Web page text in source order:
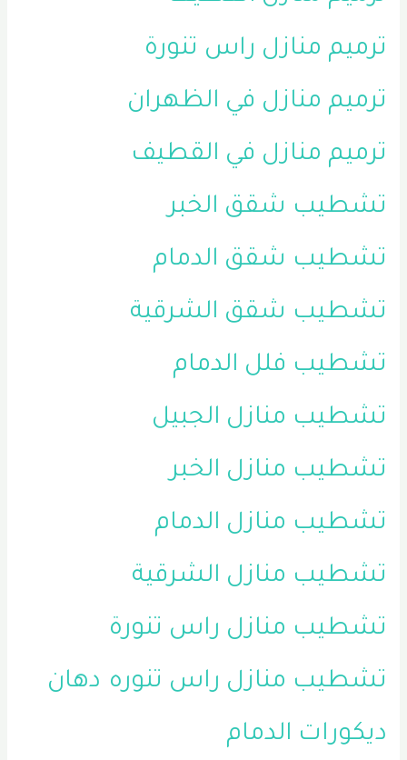
ترميم منازل راس تنورة
ترميم منازل في الظهران
ترميم منازل في القطيف
تشطيب شقق الخبر
تشطيب شقق الدمام
تشطيب شقق الشرقية
تشطيب فلل الدمام
تشطيب منازل الجبيل
تشطيب منازل الخبر
تشطيب منازل الدمام
تشطيب منازل الشرقية
تشطيب منازل راس تنورة
تشطيب منازل راس تنوره دهان
ديكورات الدمام